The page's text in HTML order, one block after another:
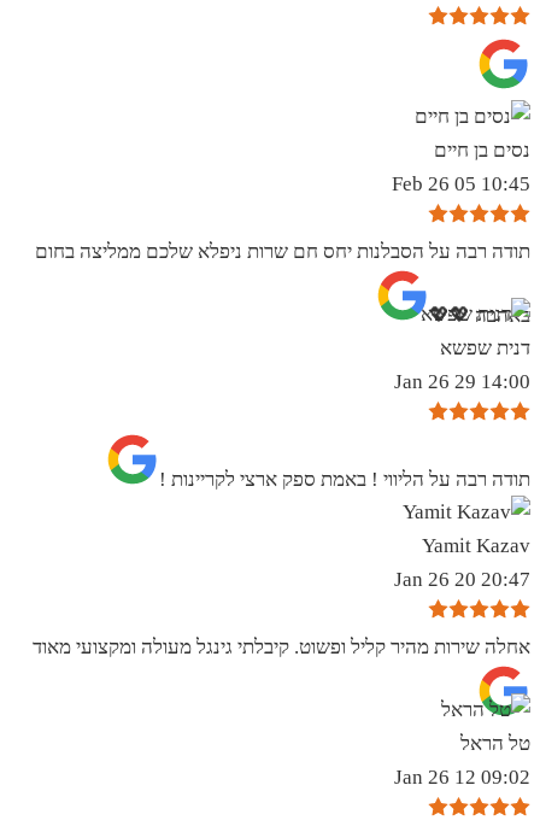
נסים בן חיים
10:45 05 Feb 26
תודה רבה על הסבלנות יחס חם שרות ניפלא שלכם ממליצה בחום
באהבה 💖💖
דנית שפשא
14:00 29 Jan 26
תודה רבה על הליווי ! באמת ספק ארצי לקריינות !
Yamit Kazav
20:47 20 Jan 26
אחלה שירות מהיר קליל ופשוט. קיבלתי גינגל מעולה ומקצועי מאוד
טל הראל
09:02 12 Jan 26